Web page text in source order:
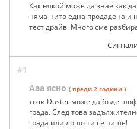
Как някой може да знае как
няма нито една продадена и
тест драйв. Много сме
#1
Ааа ясно ( преди 2 години )
този Duster може да бъде
града. След това
града или лошо ти се пише!